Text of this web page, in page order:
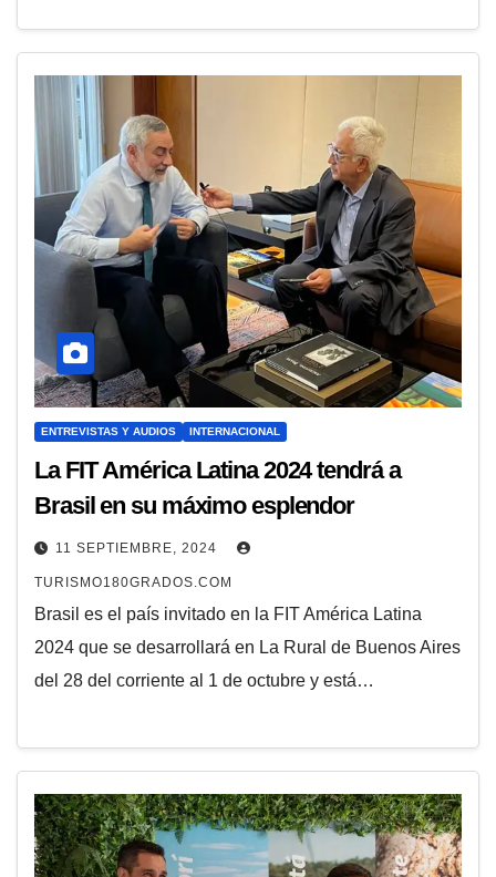
ENTREVISTAS Y AUDIOS INTERNACIONAL
La FIT América Latina 2024 tendrá a
Brasil en su máximo esplendor
11 SEPTIEMBRE, 2024
TURISMO180GRADOS.COM
Brasil es el país invitado en la FIT América Latina
2024 que se desarrollará en La Rural de Buenos Aires
del 28 del corriente al 1 de octubre y está…